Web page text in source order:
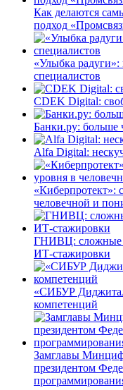
Как делаются
подход
«Улыбка радуги»:
специалистов
CDEK Digital:
Банки.ру: больше
Alfa Digital:
«Киберпротект»:
человечной и
ГНИВЦ: сложные
ИТ‑стажировки
«СИБУР
компетенций
Замглавы
президентом